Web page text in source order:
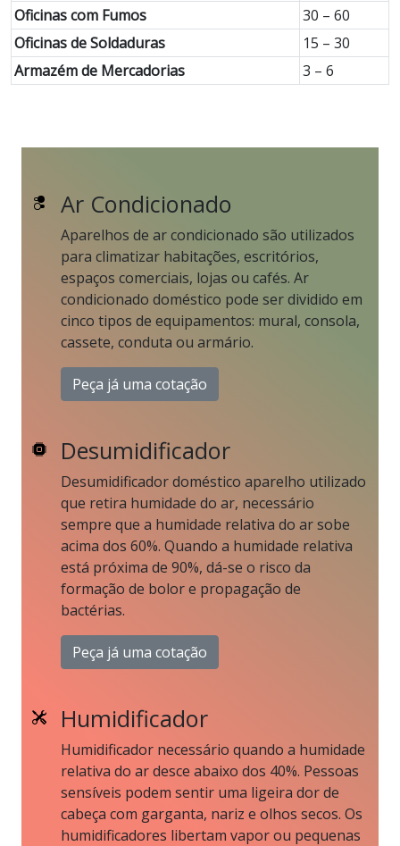
Oficinas com Fumos
30 – 60
Oficinas de Soldaduras
15 – 30
Armazém de Mercadorias
3 – 6
Ar Condicionado
Aparelhos de ar condicionado são utilizados
para climatizar habitações, escritórios,
espaços comerciais, lojas ou cafés. Ar
condicionado doméstico pode ser dividido em
cinco tipos de equipamentos: mural, consola,
cassete, conduta ou armário.
Peça já uma cotação
Desumidificador
Desumidificador doméstico aparelho utilizado
que retira humidade do ar, necessário
sempre que a humidade relativa do ar sobe
acima dos 60%. Quando a humidade relativa
está próxima de 90%, dá-se o risco da
formação de bolor e propagação de
bactérias.
Peça já uma cotação
Humidificador
Humidificador necessário quando a humidade
relativa do ar desce abaixo dos 40%. Pessoas
sensíveis podem sentir uma ligeira dor de
cabeça com garganta, nariz e olhos secos. Os
humidificadores libertam vapor ou pequenas